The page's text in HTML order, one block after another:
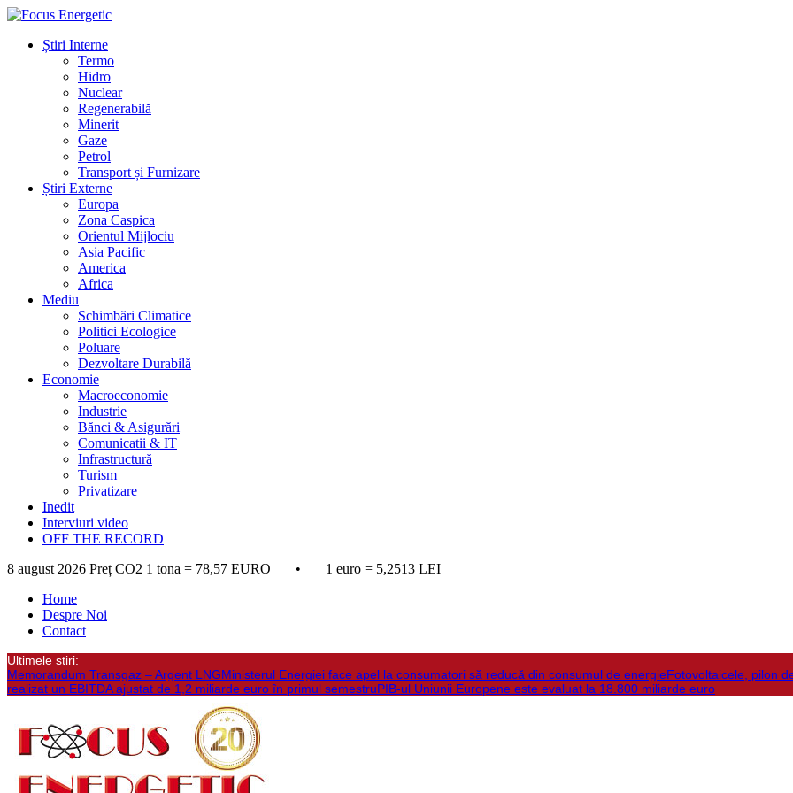
Știri Interne
Termo
Hidro
Nuclear
Regenerabilă
Minerit
Gaze
Petrol
Transport și Furnizare
Știri Externe
Europa
Zona Caspica
Orientul Mijlociu
Asia Pacific
America
Africa
Mediu
Schimbări Climatice
Politici Ecologice
Poluare
Dezvoltare Durabilă
Economie
Macroeconomie
Industrie
Bănci & Asigurări
Comunicatii & IT
Infrastructură
Turism
Privatizare
Inedit
Interviuri video
OFF THE RECORD
8 august 2026 Preț CO2 1 tona = 78,57 EURO • 1 euro = 5,2513 LEI
Home
Despre Noi
Contact
Ultimele stiri:
Memorandum Transgaz – Argent LNGMinisterul Energiei face apel la consumatori să reducă din consumul de energieFotovoltaicele, pilon
realizat un EBITDA ajustat de 1,2 miliarde euro în primul semestruPIB-ul Uniunii Europene este evaluat la 18.800 miliarde euro